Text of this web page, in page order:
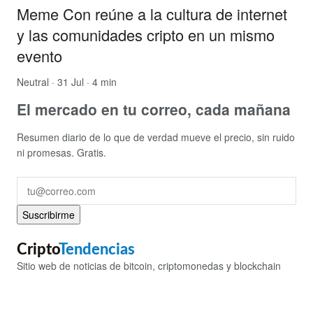
Meme Con reúne a la cultura de internet
y las comunidades cripto en un mismo
evento
Neutral · 31 Jul · 4 min
El mercado en tu correo, cada mañana
Resumen diario de lo que de verdad mueve el precio, sin ruido
ni promesas. Gratis.
Suscribirme
CriptoTendencias
Sitio web de noticias de bitcoin, criptomonedas y blockchain